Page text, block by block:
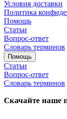
Условия доставки
Политика
Помощь
Статьи
Вопрос-ответ
Словарь терминов
Помощь
Статьи
Вопрос-ответ
Словарь терминов
Скачайте наше